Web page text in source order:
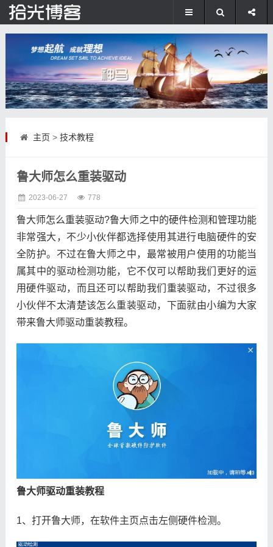
主页 > 技术教程
鲁大师怎么重装驱动
2023-06-27 778
鲁大师怎么重装驱动?鲁大师之中的硬件检测和管理功能
非常强大，不少小伙伴都选择使用其进行电脑硬件的安
全防护。不过在鲁大师之中，最常被用户使用的功能当
属其中的驱动检测功能，它不仅可以帮助我们更好的运
用硬件驱动，而且还可以帮助我们重装驱动，不过很多
小伙伴不太清楚该怎么重装驱动，下面就由小编为大家
带来鲁大师驱动重装教程。
鲁大师驱动重装教程
1、打开鲁大师，在软件主页点击左侧硬件检测。